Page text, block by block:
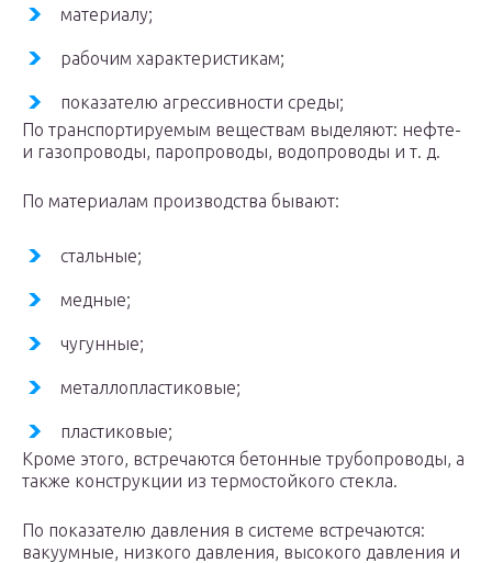
материалу;
рабочим характеристикам;
показателю агрессивности среды;
По транспортируемым веществам выделяют: нефте-
и газопроводы, паропроводы, водопроводы и т. д.
По материалам производства бывают:
стальные;
медные;
чугунные;
металлопластиковые;
пластиковые;
Кроме этого, встречаются бетонные трубопроводы, а
также конструкции из термостойкого стекла.
По показателю давления в системе встречаются:
вакуумные, низкого давления, высокого давления и